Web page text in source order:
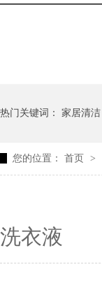
热门关键词： 家居清洁
您的位置： 首页 >
洗衣液